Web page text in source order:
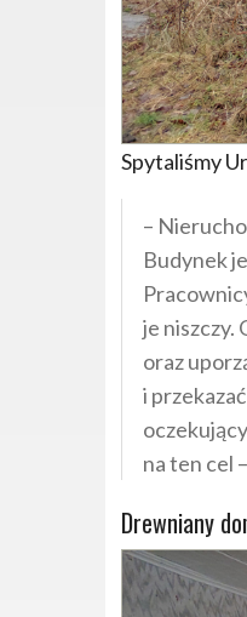
Spytaliśmy
–
Budynek
je niszczy.
oraz
i
na ten cel
Drewniany